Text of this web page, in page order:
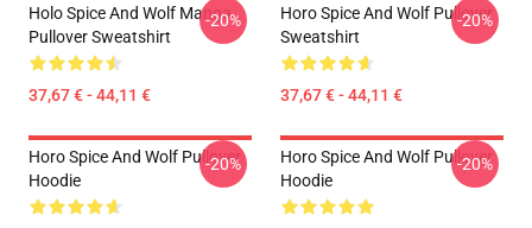
Holo Spice And Wolf Manga
Pullover Sweatshirt
37,67 € - 44,11 €
-20%
Horo Spice And Wolf Pullover
Sweatshirt
37,67 € - 44,11 €
-20%
Horo Spice And Wolf Pullover
Hoodie
-20%
Horo Spice And Wolf Pullover
Hoodie
-20%